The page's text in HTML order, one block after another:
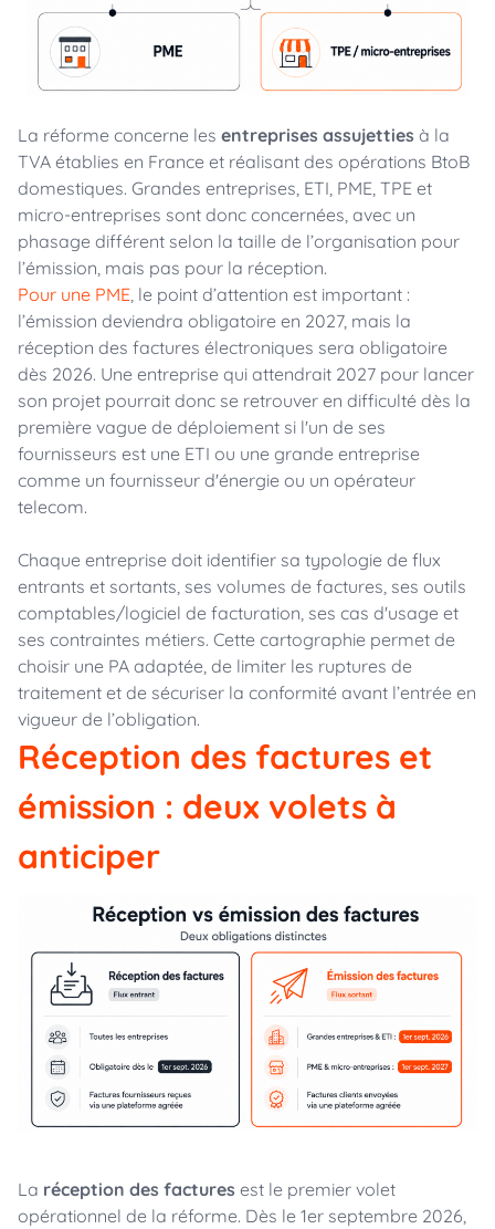
La réforme concerne les entreprises assujetties à la
TVA établies en France et réalisant des opérations BtoB
domestiques. Grandes entreprises, ETI, PME, TPE et
micro-entreprises sont donc concernées, avec un
phasage différent selon la taille de l’organisation pour
l’émission, mais pas pour la réception.
Pour une PME , le point d’attention est important :
l’émission deviendra obligatoire en 2027, mais la
réception des factures électroniques sera obligatoire
dès 2026. Une entreprise qui attendrait 2027 pour lancer
son projet pourrait donc se retrouver en difficulté dès la
première vague de déploiement si l'un de ses
fournisseurs est une ETI ou une grande entreprise
comme un fournisseur d'énergie ou un opérateur
telecom.
Chaque entreprise doit identifier sa typologie de flux
entrants et sortants, ses volumes de factures, ses outils
comptables/logiciel de facturation, ses cas d'usage et
ses contraintes métiers. Cette cartographie permet de
choisir une PA adaptée, de limiter les ruptures de
traitement et de sécuriser la conformité avant l’entrée en
vigueur de l’obligation.
Réception des factures et
émission : deux volets à
anticiper
La réception des factures est le premier volet
opérationnel de la réforme. Dès le 1er septembre 2026,